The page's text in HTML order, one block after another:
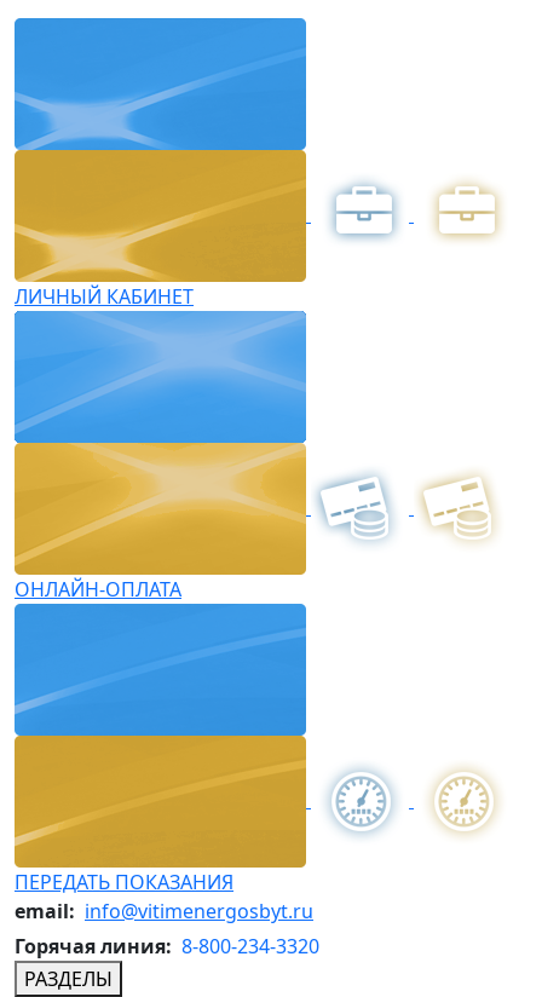
ЛИЧНЫЙ КАБИНЕТ
ОНЛАЙН-ОПЛАТА
ПЕРЕДАТЬ ПОКАЗАНИЯ
email: info@vitimenergosbyt.ru
Горячая линия: 8-800-234-3320
РАЗДЕЛЫ